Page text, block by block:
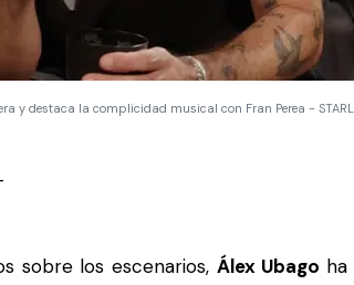
y destaca la complicidad musical con Fran Perea -
sobre los escenarios, Álex Ubago ha